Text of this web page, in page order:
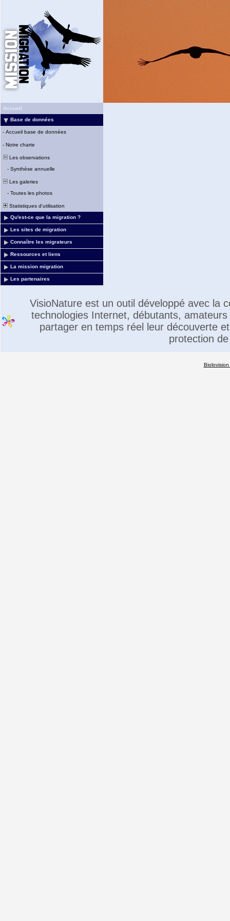
Accueil
Base de données
- Accueil base de données
- Notre charte
Les observations
- Synthèse annuelle
Les galeries
- Toutes les photos
Statistiques d'utilisation
Qu'est-ce que la migration ?
Les sites de migration
Connaître les migrateurs
Ressources et liens
La mission migration
Les partenaires
VisioNature est un outil développé avec la
technologies Internet, débutants,
partager en temps réel leur découverte
protection
Biolovision